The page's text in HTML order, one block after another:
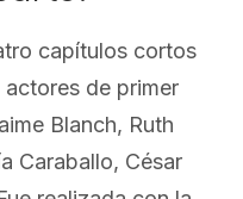
capítulos cortos
de primer
Blanch, Ruth
Caraballo, César